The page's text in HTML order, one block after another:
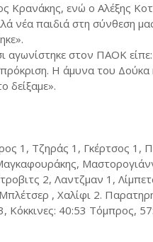
Κρανάκης, ενώ ο Αλέξης
νέα παιδιά στη σύνθεση
στον ΠΑΟΚ
Η άμυνα του Δούκα
δείξαμε».
1, Τζηράς 1, Γκέρτσος 1,
2, Λαντζμαν 1,
, Χαλίφι 2.
Κόκκινες: 40:53 Τόμπρος,